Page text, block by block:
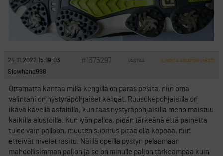
24.11.2022 15:19:03 #1375297 VASTAA ILMOITA ASIATON VIESTI
Slowhand998
Ottamatta kantaa millä kengillä on paras pelata, niin oma
valintani on nystyräpohjaiset kengät. Ruusukepohjaisilla on
ikävä kävellä asfaltilla, kun taas nystyräpohjaisilla meno maistuu
kaikilla alustoilla. Kun lyön palloa, pidän tärkeänä että painetta
tulee vain palloon, muuten suoritus pitää olla kepeää, niin
etteivät nivelet rasitu. Näillä opeilla pystyn pelaamaan
mahdollisimman paljon ja se on minulle paljon tärkeämpää kuin